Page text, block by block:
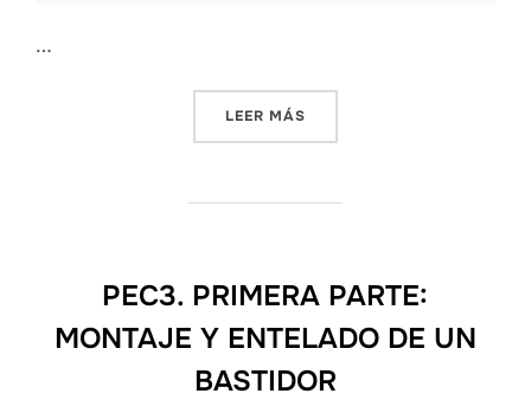
…
LEER MÁS
PEC3. PRIMERA PARTE:
MONTAJE Y ENTELADO DE UN
BASTIDOR